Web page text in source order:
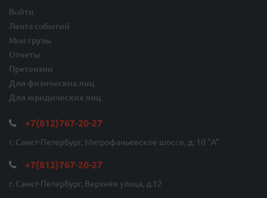
Войти
Лента событий
Мои грузы
Отчеты
Претензии
Для физических лиц
Для юридических лиц
+7(812)767-20-27
г. Санкт-Петербург, Митрофаньевское шоссе, д. 10 "A"
+7(812)767-20-27
г. Санкт-Петербург, Верхняя улица, д.12